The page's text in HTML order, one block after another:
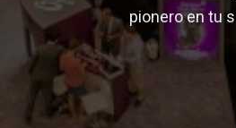
pionero en tu